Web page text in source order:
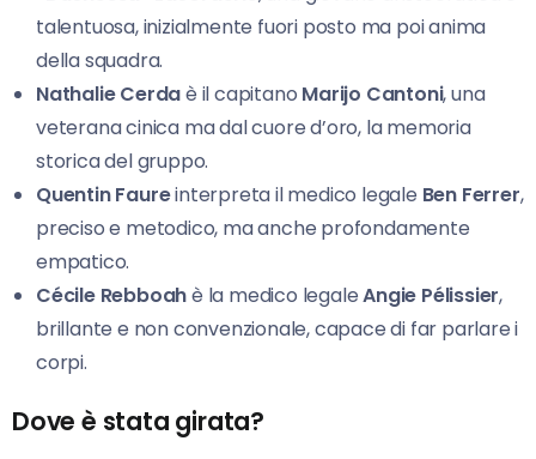
talentuosa, inizialmente fuori posto ma poi anima
della squadra.
Nathalie Cerdaè il capitano Marijo Cantoni, una
veterana cinica ma dal cuore d’oro, la memoria
storica del gruppo.
Quentin Faureinterpreta il medico legale Ben Ferrer,
preciso e metodico, ma anche profondamente
empatico.
Cécile Rebboahè la medico legaleAngie Pélissier,
brillante e non convenzionale, capace di far parlare i
corpi.
Dove è stata girata?